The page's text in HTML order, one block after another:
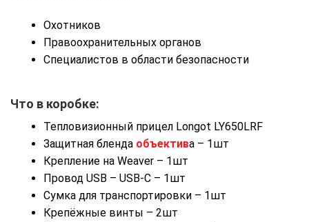
Охотников
Правоохранительных органов
Специалистов в области безопасности
Что в коробке:
Тепловизионный прицел Longot LY650LRF
Защитная бленда объектива – 1шт
Крепление на Weaver – 1шт
Провод USB – USB-C – 1шт
Сумка для транспортировки – 1шт
Крепёжные винты – 2шт